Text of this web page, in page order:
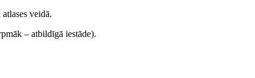
veidā.
– atbildīgā iestāde).